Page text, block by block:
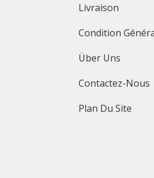
Livraison
Condition
Über Uns
Contactez-Nous
Plan Du Site